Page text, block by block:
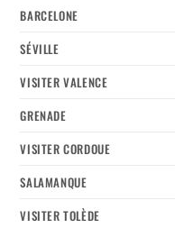
BARCELONE
SÉVILLE
VISITER VALENCE
GRENADE
VISITER CORDOUE
SALAMANQUE
VISITER TOLÈDE